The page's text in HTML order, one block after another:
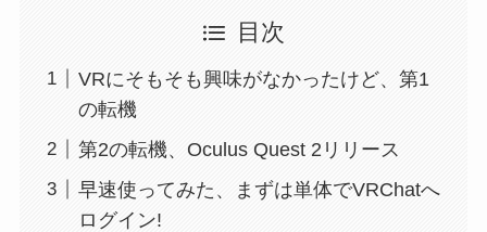
目次
VRにそもそも興味がなかったけど、第1
の転機
第2の転機、Oculus Quest 2リリース
早速使ってみた、まずは単体でVRChatへ
ログイン!